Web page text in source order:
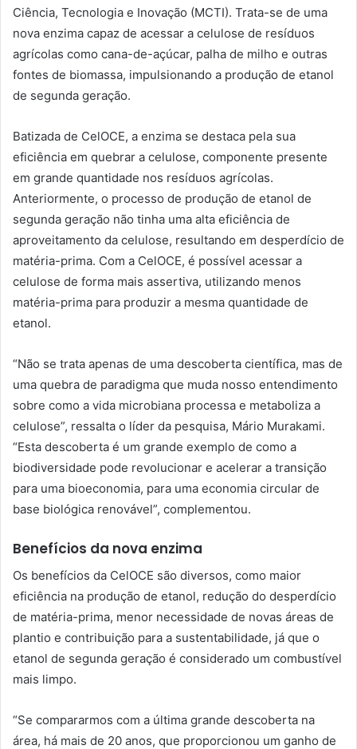
Ciência, Tecnologia e Inovação (MCTI). Trata-se de uma
nova enzima capaz de acessar a celulose de resíduos
agrícolas como cana-de-açúcar, palha de milho e outras
fontes de biomassa, impulsionando a produção de etanol
de segunda geração.
Batizada de CelOCE, a enzima se destaca pela sua
eficiência em quebrar a celulose, componente presente
em grande quantidade nos resíduos agrícolas.
Anteriormente, o processo de produção de etanol de
segunda geração não tinha uma alta eficiência de
aproveitamento da celulose, resultando em desperdício de
matéria-prima. Com a CelOCE, é possível acessar a
celulose de forma mais assertiva, utilizando menos
matéria-prima para produzir a mesma quantidade de
etanol.
“Não se trata apenas de uma descoberta científica, mas de
uma quebra de paradigma que muda nosso entendimento
sobre como a vida microbiana processa e metaboliza a
celulose”, ressalta o líder da pesquisa, Mário Murakami.
“Esta descoberta é um grande exemplo de como a
biodiversidade pode revolucionar e acelerar a transição
para uma bioeconomia, para uma economia circular de
base biológica renovável”, complementou.
Benefícios da nova enzima
Os benefícios da CelOCE são diversos, como maior
eficiência na produção de etanol, redução do desperdício
de matéria-prima, menor necessidade de novas áreas de
plantio e contribuição para a sustentabilidade, já que o
etanol de segunda geração é considerado um combustível
mais limpo.
“Se compararmos com a última grande descoberta na
área, há mais de 20 anos, que proporcionou um ganho de